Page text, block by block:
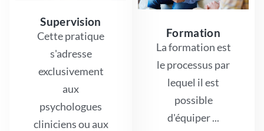
Supervision
Cette pratique
s'adresse
exclusivement
aux
psychologues
cliniciens ou aux
Formation
La formation est
le processus par
lequel il est
possible
d'équiper ...